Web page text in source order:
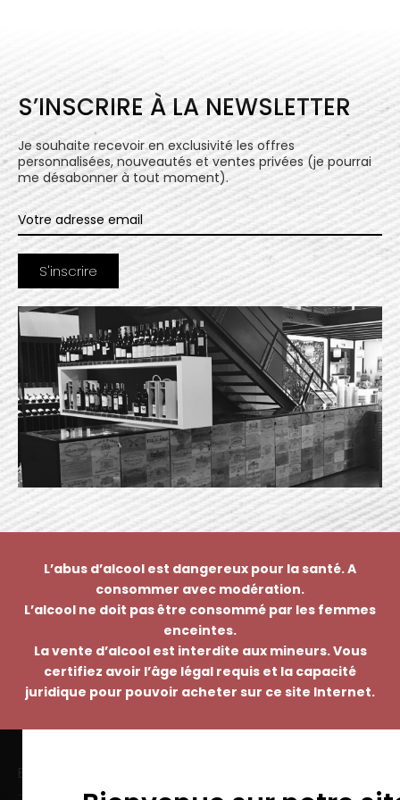
S’INSCRIRE À LA NEWSLETTER
Je souhaite recevoir en exclusivité les offres
personnalisées, nouveautés et ventes privées (je pourrai
me désabonner à tout moment).
L’abus d’alcool est dangereux pour la santé. A
consommer avec modération.
L’alcool ne doit pas être consommé par les femmes
enceintes.
La vente d’alcool est interdite aux mineurs. Vous
certifiez avoir l’âge légal requis et la capacité
juridique pour pouvoir acheter sur ce site Internet.
EMMANUEL NASTI